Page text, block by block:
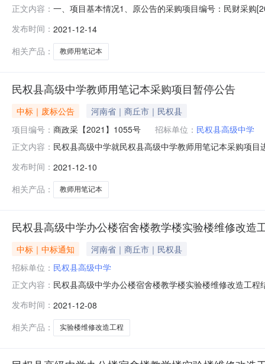
正文内容： 一、项目基本情况1、原公告的采购项目编号：民财采购
更正信息1、更正事项：采购公告采购文件2、原文件获
发布时间： 2021-12-14
相关产品：
教师用笔记本
民权县高级中学教师用笔记本采购项目暂停公告
中标｜废标公告
河南省｜商丘市｜民权县
项目编号： 商政采【2021】1055号 招标单位： 民权县高级中学
正文内容： 民权县高级中学就民权县高级中学教师用笔记本采购项
采购网》、《商丘市公共资源交易中心网》上发布。三
席位十二（商丘
发布时间： 2021-12-10
相关产品：
教师用笔记本
民权县高级中学办公楼宿舍楼教学楼实验楼维修改造
中标｜中标通知
河南省｜商丘市｜民权县
招标单位： 民权县高级中学
正文内容： 民权县高级中学办公楼宿舍楼教学楼实验楼维修改造工
网》、《商丘市政府采购网》网站上发布。三、评标信
成交信息成交单位：河南乾晧建筑工程有
发布时间： 2021-12-08
相关产品：
实验楼维修改造工程